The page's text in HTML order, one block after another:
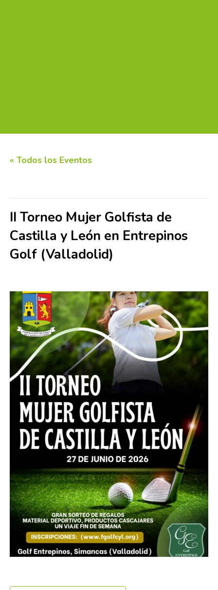
« Todos los Eventos
II Torneo Mujer Golfista de
Castilla y León en Entrepinos
Golf (Valladolid)